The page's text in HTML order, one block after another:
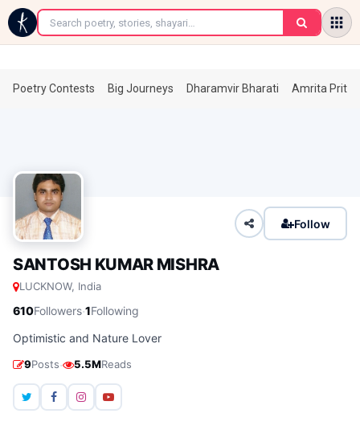
←
Poetry Contests Big Journeys Dharamvir Bharati Amrita
Follow
SANTOSH KUMAR MISHRA
LUCKNOW, India
610Followers·1Following
Optimistic and Nature Lover
9Posts· 5.5MReads